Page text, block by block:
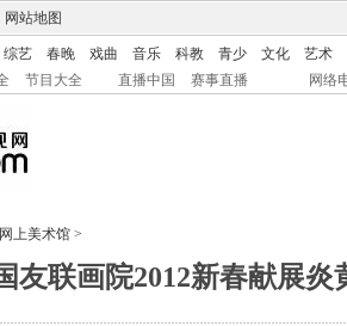
网站地图
综艺 春晚 戏曲 音乐 科教 青少 文化
艺术
节目大全 直播中国 赛事直播 网络
网上美术馆 >
友联画院2012新春献展炎